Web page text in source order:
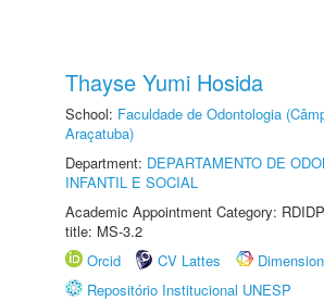
Thayse Yumi Hosida
School: Faculdade de Odontologia
Araçatuba)
Department: DEPARTAMENTO DE
INFANTIL E SOCIAL
Academic Appointment Category:
title: MS-3.2
Orcid
CV Lattes
Repositório Institucional UNESP